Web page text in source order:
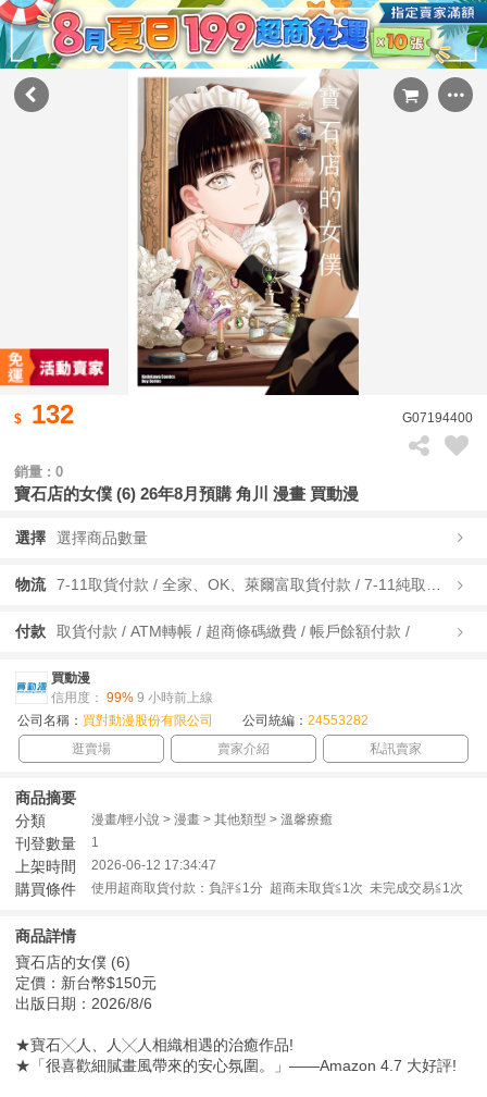
132 G07194400
銷量 : 0
寶石店的女僕 (6) 26年8月預購 角川 漫畫 買動漫
選擇 選擇商品數量
物流
付款 取貨付款 / ATM轉帳 / 超商條碼繳費 / 帳戶餘額付款 /
買動漫
信用度： 99% 9 小時前上線
公司名稱： 買對動漫股份有限公司 公司統編： 24553282
逛賣場
賣家介紹 私訊賣家
商品摘要
分類
漫畫/輕小說 > 漫畫 > 其他類型 > 溫馨療癒
刊登數量 1
上架時間 2026-06-12 17:34:47
購買條件 使用超商取貨付款：負評≦1分 超商未取貨≦1次 未完成交易≦1次
商品詳情
寶石店的女僕 (6)
定價：新台幣$150元
出版日期：2026/8/6
★寶石╳人、人╳人相織相遇的治癒作品!
★「很喜歡細膩畫風帶來的安心氛圍。」——Amazon 4.7 大好評!